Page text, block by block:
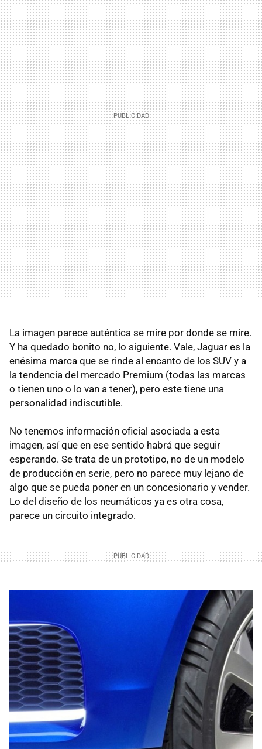
La imagen parece auténtica se mire por donde se mire.
Y ha quedado bonito no, lo siguiente. Vale, Jaguar es la
enésima marca que se rinde al encanto de los SUV y a
la tendencia del mercado Premium (todas las marcas
o tienen uno o lo van a tener), pero este tiene una
personalidad indiscutible.
No tenemos información oficial asociada a esta
imagen, así que en ese sentido habrá que seguir
esperando. Se trata de un prototipo, no de un modelo
de producción en serie, pero no parece muy lejano de
algo que se pueda poner en un concesionario y vender.
Lo del diseño de los neumáticos ya es otra cosa,
parece un circuito integrado.